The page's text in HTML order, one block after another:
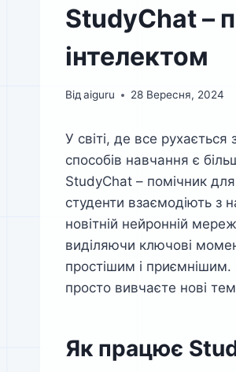
StudyChat –
інтелектом
Від aiguru 28 Вересня, 2024
У світі, де все
способів навчання є
StudyChat – помічник
студенти взаємодіють з
новітній нейронній
виділяючи ключові
простішим і
просто вивчаєте нові
Як працює